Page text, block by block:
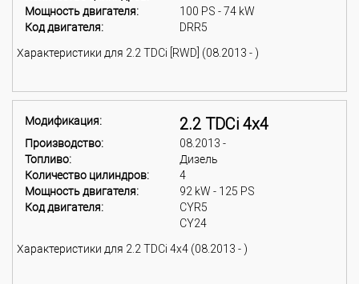
Мощность двигателя:
100 PS - 74 kW
Код двигателя:
DRR5
Характеристики для 2.2 TDCi [RWD] (08.2013 - )
Модификация: 2.2 TDCi 4x4
Производство:
08.2013 -
Топливо:
Дизель
Количество цилиндров:
4
Мощность двигателя:
92 kW - 125 PS
Код двигателя:
CYR5
CY24
Характеристики для 2.2 TDCi 4x4 (08.2013 - )